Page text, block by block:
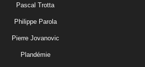
Pascal Trotta
Philippe Parola
Pierre Jovanovic
Plandémie